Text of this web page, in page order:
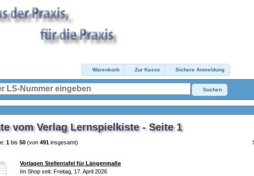
Warenkorb Zur Kasse Sichere Anmeldung
Suchen
vom Verlag Lernspielkiste - Seite 1
1 bis 50 (von 491 insgesamt)
Vorlagen Stellentafel für Längenmaße
Im Shop seit: Freitag, 17. April 2026